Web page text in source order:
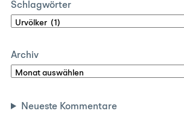
Schlagwörter
Archiv
Neueste Kommentare